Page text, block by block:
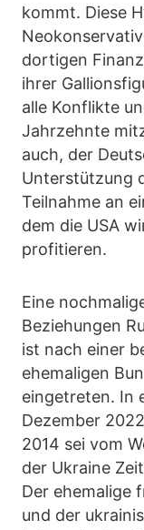
kommt. Diese
dortigen
ihrer
alle Konflikte
Jahrzehnte
auch, der
Unterstützung
Teilnahme an
dem die USA
profitieren.
Eine
Beziehungen
ist nach einer
ehemaligen
eingetreten. In
Dezember
2014 sei vom
der Ukraine
Der ehemalige
und der